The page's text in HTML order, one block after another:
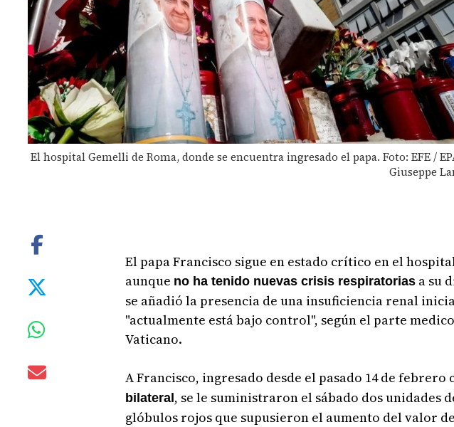
El hospital Gemelli de Roma, donde se encuentra ingresado el papa. Foto: EFE /
Giuseppe
El papa Francisco sigue en estado crítico en el
aunque no ha tenido nuevas crisis respiratoriasa su
se añadió la presencia de una insuficiencia renal
"actualmente está bajo control", según el parte
Vaticano.
A Francisco, ingresado desde el pasado 14 de febrero
bilateral , se le suministraron el sábado dos unidades
glóbulos rojos que supusieron el aumento del valor